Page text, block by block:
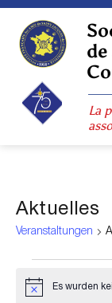
Skip
content
La
Aktuelles
Veranstaltungen
Hinweis
Es wurden